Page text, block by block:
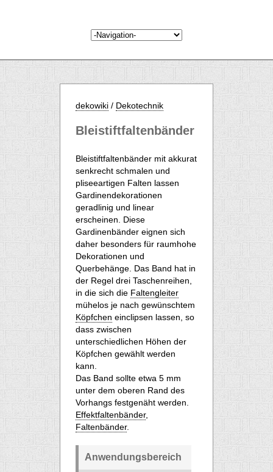
dekowiki / Dekotechnik
Bleistiftfaltenbänder
Bleistiftfaltenbänder mit akkurat
senkrecht schmalen und
pliseeartigen Falten lassen
Gardinendekorationen
geradlinig und linear
erscheinen. Diese
Gardinenbänder eignen sich
daher besonders für raumhohe
Dekorationen und
Querbehänge. Das Band hat in
der Regel drei Taschenreihen,
in die sich die Faltengleiter
mühelos je nach gewünschtem
Köpfchen einclipsen lassen, so
dass zwischen
unterschiedlichen Höhen der
Köpfchen gewählt werden
kann.
Das Band sollte etwa 5 mm
unter dem oberen Rand des
Vorhangs festgenäht werden.
Effektfaltenbänder,
Faltenbänder.
Anwendungsbereich